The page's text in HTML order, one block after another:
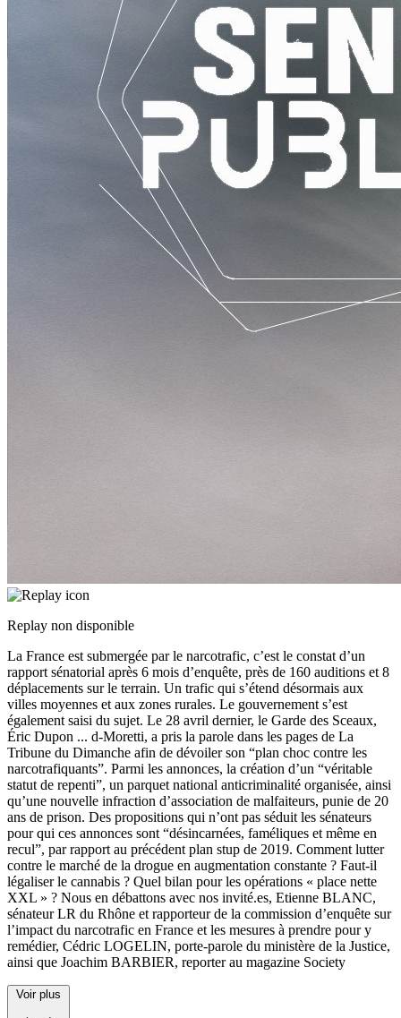
Replay non disponible
La France est submergée par le narcotrafic, c’est le constat d’un
rapport sénatorial après 6 mois d’enquête, près de 160 auditions et 8
déplacements sur le terrain. Un trafic qui s’étend désormais aux
villes moyennes et aux zones rurales. Le gouvernement s’est
également saisi du sujet. Le 28 avril dernier, le Garde des Sceaux,
Éric Dupon ... d-Moretti, a pris la parole dans les pages de La
Tribune du Dimanche afin de dévoiler son “plan choc contre les
narcotrafiquants”. Parmi les annonces, la création d’un “véritable
statut de repenti”, un parquet national anticriminalité organisée, ainsi
qu’une nouvelle infraction d’association de malfaiteurs, punie de 20
ans de prison. Des propositions qui n’ont pas séduit les sénateurs
pour qui ces annonces sont “désincarnées, faméliques et même en
recul”, par rapport au précédent plan stup de 2019. Comment lutter
contre le marché de la drogue en augmentation constante ? Faut-il
légaliser le cannabis ? Quel bilan pour les opérations « place nette
XXL » ? Nous en débattons avec nos invité.es, Etienne BLANC,
sénateur LR du Rhône et rapporteur de la commission d’enquête sur
l’impact du narcotrafic en France et les mesures à prendre pour y
remédier, Cédric LOGELIN, porte-parole du ministère de la Justice,
ainsi que Joachim BARBIER, reporter au magazine Society
Voir plus